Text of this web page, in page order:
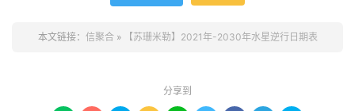
本文链接： 信聚合» 【苏珊米勒】2021年-2030年水星逆行日期表
分享到